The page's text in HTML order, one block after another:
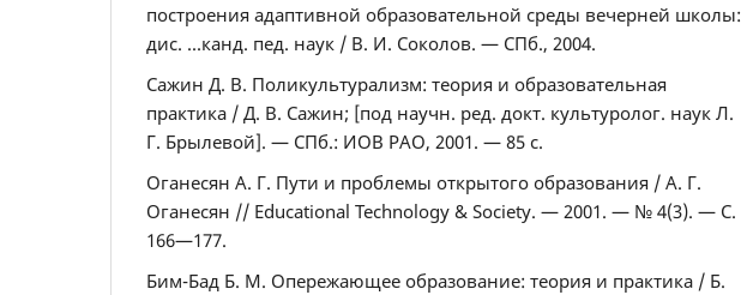
построения адаптивной образовательной среды вечерней школы:
дис. ...канд. пед. наук / В. И. Соколов. — СПб., 2004.
Сажин Д. В. Поликультурализм: теория и образовательная
практика / Д. В. Сажин; [под научн. ред. докт. культуролог. наук Л.
Г. Брылевой]. — СПб.: ИОВ РАО, 2001. — 85 с.
Оганесян А. Г. Пути и проблемы открытого образования / А. Г.
Оганесян // Educational Technology & Society. — 2001. — № 4(3). — С.
166—177.
Бим-Бад Б. М. Опережающее образование: теория и практика / Б.